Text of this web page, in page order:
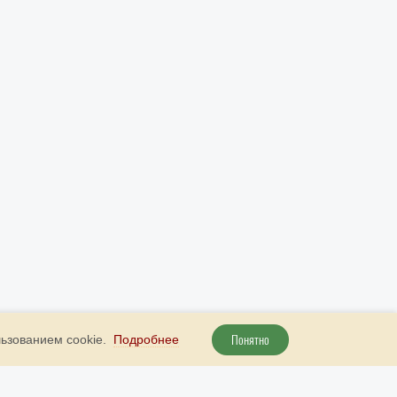
cookie. Подробнее Понятно